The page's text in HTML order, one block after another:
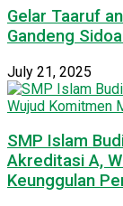
Gelar Taaruf
Gandeng
July 21, 2025
SMP Islam
Akreditasi A,
Keunggulan